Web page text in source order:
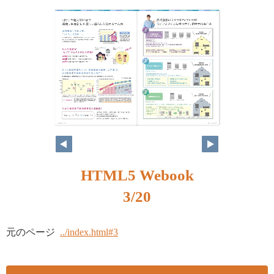
HTML5 Webook
3/20
元のページ ../index.html#3